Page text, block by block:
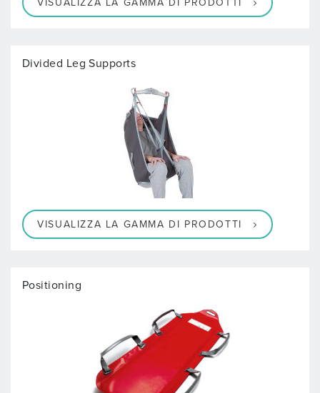
VISUALIZZA LA GAMMA DI PRODOTTI
Divided Leg Supports
VISUALIZZA LA GAMMA DI PRODOTTI
Positioning